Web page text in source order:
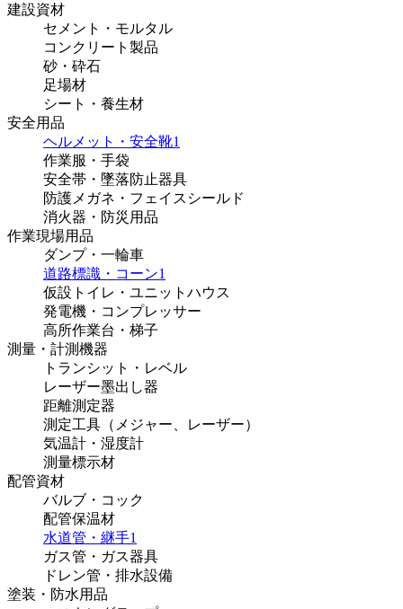
建設資材
セメント・モルタル
コンクリート製品
砂・砕石
足場材
シート・養生材
安全用品
ヘルメット・安全靴1
作業服・手袋
安全帯・墜落防止器具
防護メガネ・フェイスシールド
消火器・防災用品
作業現場用品
ダンプ・一輪車
道路標識・コーン1
仮設トイレ・ユニットハウス
発電機・コンプレッサー
高所作業台・梯子
測量・計測機器
トランシット・レベル
レーザー墨出し器
距離測定器
測定工具（メジャー、レーザー）
気温計・湿度計
測量標示材
配管資材
バルブ・コック
配管保温材
水道管・継手1
ガス管・ガス器具
ドレン管・排水設備
塗装・防水用品